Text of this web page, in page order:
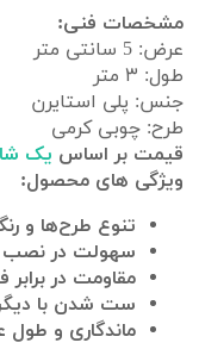
مشخصات فنی:
عرض: 5 سانتی متر
طول: ۳ متر
جنس: پلی استایرن
طرح: چوبی کرمی
قیمت بر اساس یک شاخه
ویژگی های محصول:
تنوع طرح‌ها و
سهولت در نصب
مقاومت در
ست شدن با
ماندگاری و طول